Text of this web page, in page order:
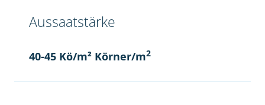
Aussaatstärke
40-45 Kö/m² Körner/m2